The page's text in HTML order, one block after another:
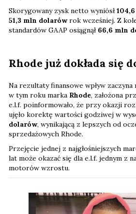
Skorygowany zysk netto wyniósł
51,3 mln dolarówrok wcześniej. Z
standardów GAAP osiągnął 66,6 mln
Rhode już dokłada się
Na rezultaty finansowe wpływ
w tym roku marka Rhode, założona
e.l.f. poinformowało, że przy okazji
ujęło korektę wartości godziwej w
dolarów, wynikającą z lepszych od
sprzedażowych Rhode.
Przejęcie jednej z najgłośniejszych
lat może okazać się dla e.l.f. jednym z
motorów wzrostu.